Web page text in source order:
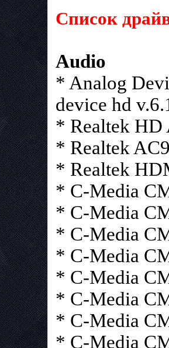
Список
Audio
* Analog
device hd
* Realtek HD
* Realtek
* Realtek
* C-Media
* C-Media
* C-Media
* C-Media
* C-Media
* C-Media
* C-Media
* C-Media